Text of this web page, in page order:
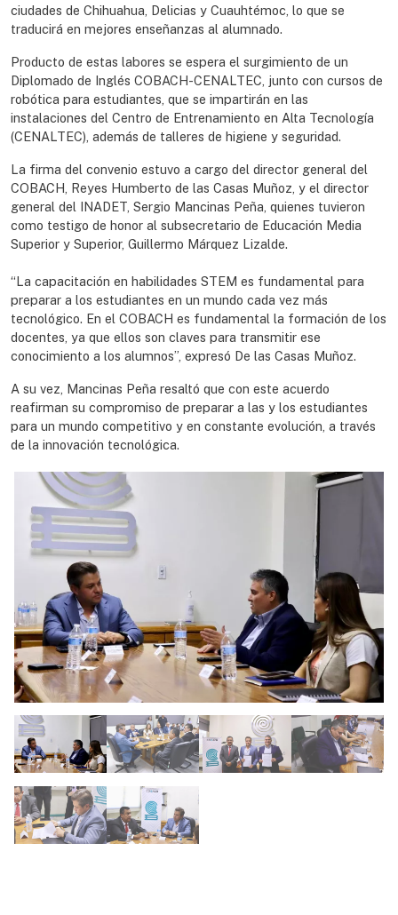
ciudades de Chihuahua, Delicias y Cuauhtémoc, lo que se
traducirá en mejores enseñanzas al alumnado.
Producto de estas labores se espera el surgimiento de un
Diplomado de Inglés COBACH-CENALTEC, junto con cursos de
robótica para estudiantes, que se impartirán en las
instalaciones del Centro de Entrenamiento en Alta Tecnología
(CENALTEC), además de talleres de higiene y seguridad.
La firma del convenio estuvo a cargo del director general del
COBACH, Reyes Humberto de las Casas Muñoz, y el director
general del INADET, Sergio Mancinas Peña, quienes tuvieron
como testigo de honor al subsecretario de Educación Media
Superior y Superior, Guillermo Márquez Lizalde.
“La capacitación en habilidades STEM es fundamental para
preparar a los estudiantes en un mundo cada vez más
tecnológico. En el COBACH es fundamental la formación de los
docentes, ya que ellos son claves para transmitir ese
conocimiento a los alumnos”, expresó De las Casas Muñoz.
A su vez, Mancinas Peña resaltó que con este acuerdo
reafirman su compromiso de preparar a las y los estudiantes
para un mundo competitivo y en constante evolución, a través
de la innovación tecnológica.